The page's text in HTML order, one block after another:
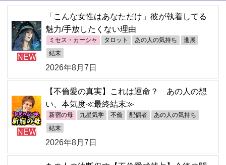
NEW
「こんな女性はあなただけ」彼が執着してる
魅力/手放したくない理由
ミセス・カーシャ タロット あの人の気持ち 進展
結末
2026年8月7日
NEW
【不倫愛の真実】これは運命？ あの人の想
い、本気度≪最終結末≫
新宿の母 九星気学 不倫 配偶者 あの人の気持ち
結末
2026年8月7日